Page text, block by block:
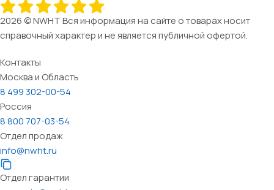
2026 © NWHT Вся информация на сайте о товарах носит
справочный характер и не является публичной офертой.
Контакты
Москва и Область
8 499 302-00-54
Россия
8 800 707-03-54
Отдел продаж
info@nwht.ru
Отдел гарантии